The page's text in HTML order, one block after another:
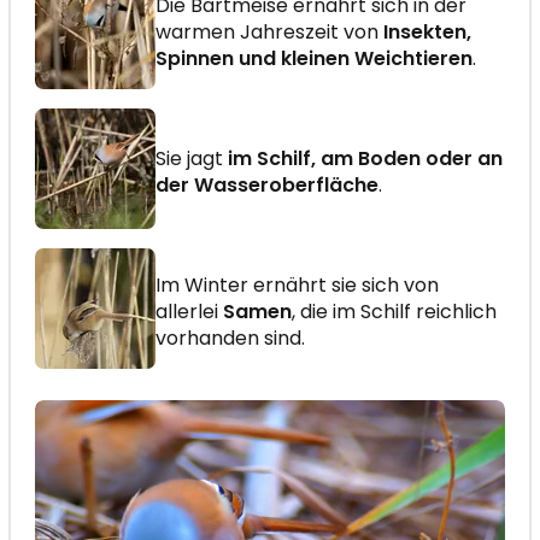
warmen Jahreszeit von Insekten,
Spinnen und kleinen Weichtieren.
Sie jagt im Schilf, am Boden oder an
der Wasseroberfläche.
Im Winter ernährt sie sich von
allerlei Samen, die im Schilf reichlich
vorhanden sind.